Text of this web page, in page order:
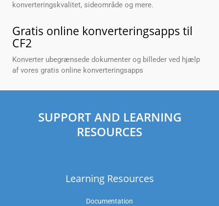
konverteringskvalitet, sideområde og mere.
Gratis online konverteringsapps til
CF2
Konverter ubegrænsede dokumenter og billeder ved hjælp
af vores gratis online konverteringsapps
SUPPORT AND LEARNING
RESOURCES
Learning Resources
Documentation